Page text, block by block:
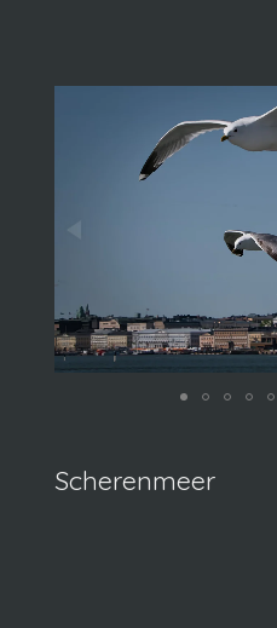
Scherenmeer